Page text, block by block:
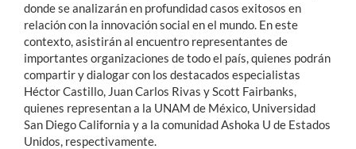
donde se analizarán en profundidad casos exitosos en
relación con la innovación social en el mundo. En este
contexto, asistirán al encuentro representantes de
importantes organizaciones de todo el país, quienes podrán
compartir y dialogar con los destacados especialistas
Héctor Castillo, Juan Carlos Rivas y Scott Fairbanks,
quienes representan a la UNAM de México, Universidad
San Diego California y a la comunidad Ashoka U de Estados
Unidos, respectivamente.